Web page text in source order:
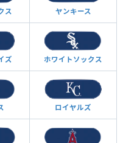
ス ヤンキース
ズ ホワイトソックス
ロイヤルズ